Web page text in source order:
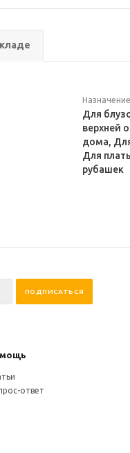
Для
верхней
дома,
Для
рубашек
ответ